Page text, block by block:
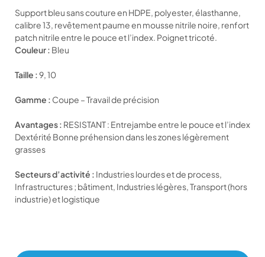
Support bleu sans couture en HDPE, polyester, élasthanne,
calibre 13, revêtement paume en mousse nitrile noire, renfort
patch nitrile entre le pouce et l’index. Poignet tricoté.
Couleur : Bleu
Taille :9, 10
Gamme : Coupe – Travail de précision
Avantages : RESISTANT : Entrejambe entre le pouce et l’index
Dextérité Bonne préhension dans les zones légèrement
grasses
Secteurs d’activité : Industries lourdes et de process,
Infrastructures ; bâtiment, Industries légères, Transport (hors
industrie) et logistique